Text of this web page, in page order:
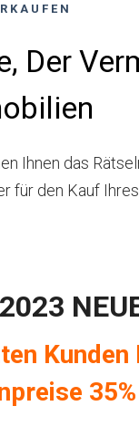
Der
Ihnen das
für den Kauf